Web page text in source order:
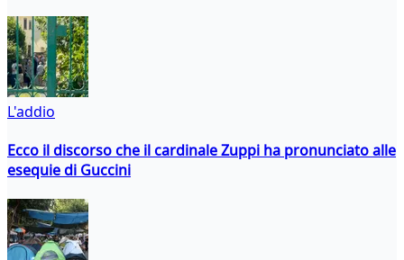
L'addio
Ecco il discorso che il cardinale Zuppi ha pronunciato alle
esequie di Guccini